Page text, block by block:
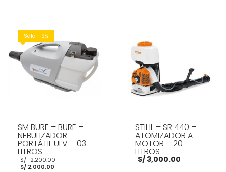
Sale! -9%
SM BURE – BURE –
NEBULIZADOR
PORTÁTIL ULV – 03
LITROS
S/ 2,200.00
S/ 2,000.00
STIHL – SR 440 –
ATOMIZADOR A
MOTOR – 20
LITROS
S/3,000.00